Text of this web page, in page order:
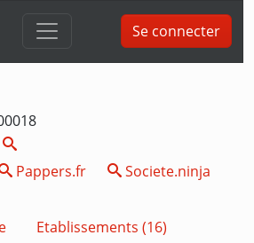
Se connecter
Pappers.fr Societe.ninja
Etablissements (16)